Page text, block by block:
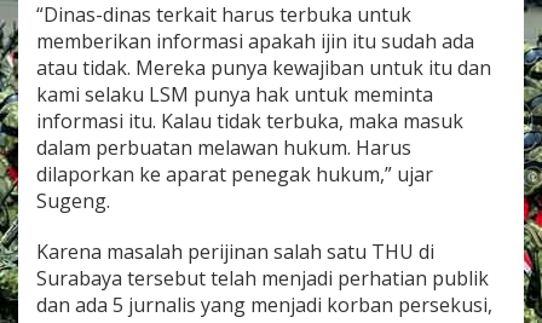
“Dinas-dinas terkait harus terbuka untuk
memberikan informasi apakah ijin itu sudah ada
atau tidak. Mereka punya kewajiban untuk itu dan
kami selaku LSM punya hak untuk meminta
informasi itu. Kalau tidak terbuka, maka masuk
dalam perbuatan melawan hukum. Harus
dilaporkan ke aparat penegak hukum,” ujar
Sugeng.
Karena masalah perijinan salah satu THU di
Surabaya tersebut telah menjadi perhatian publik
dan ada 5 jurnalis yang menjadi korban persekusi,